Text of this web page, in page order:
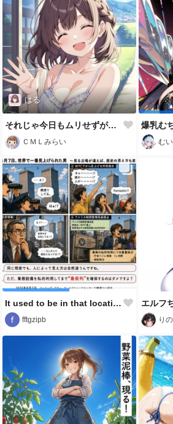
はる
それじゃ今日もムリせずがんばろっ💕
ＣＭＬみらい
爆乳む
む
It used to be in that location.
fftgzipb
エルフ
りの